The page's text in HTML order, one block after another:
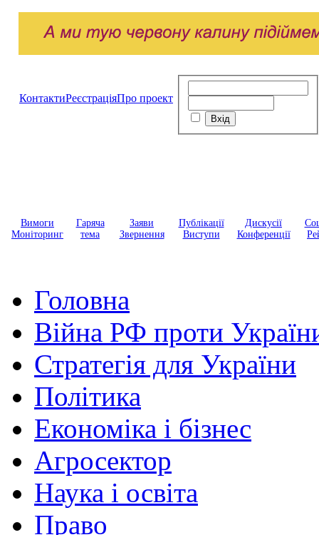
КонтактиРеєстраціяПро проект
Вимоги
Моніторинг
Гаряча
тема
Заяви
Звернення
Публікації
Виступи
Дискусії
Конференції
Головна
Війна РФ проти
Стратегія для України
Політика
Економіка і бізнес
Агросектор
Наука і освіта
Право